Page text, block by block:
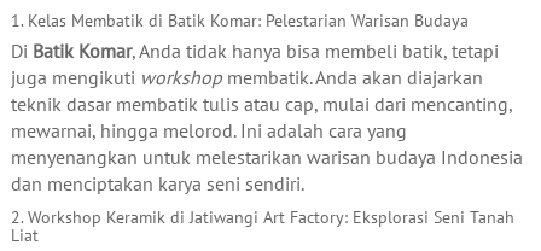
1. Kelas Membatik di Batik Komar: Pelestarian Warisan Budaya
Di Batik Komar, Anda tidak hanya bisa membeli batik, tetapi
juga mengikuti workshopmembatik. Anda akan diajarkan
teknik dasar membatik tulis atau cap, mulai dari mencanting,
mewarnai, hingga melorod. Ini adalah cara yang
menyenangkan untuk melestarikan warisan budaya Indonesia
dan menciptakan karya seni sendiri.
2. Workshop Keramik di Jatiwangi Art Factory: Eksplorasi Seni Tanah
Liat